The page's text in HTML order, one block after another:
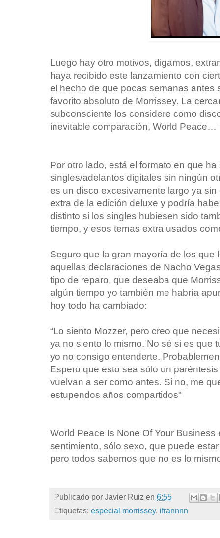
Luego hay otro motivos, digamos,
haya recibido este lanzamiento con
el hecho de que pocas semanas antes
favorito absoluto de Morrissey. La
subconsciente los considere como
inevitable comparación, World
Por otro lado, está el formato en que
singles/adelantos digitales sin ningún
es un disco excesivamente largo ya
extra de la edición deluxe y podría
distinto si los singles hubiesen sido
tiempo, y esos temas extra usados
Seguro que la gran mayoría de los que
aquellas declaraciones de Nacho
tipo de reparo, que deseaba que
algún tiempo yo también me habría
hoy todo ha cambiado:
“Lo siento Mozzer, pero creo que
ya no siento lo mismo. No sé si es que
yo no consigo entenderte.
Espero que esto sea sólo un
vuelvan a ser como antes. Si no, me
estupendos años compartidos"
World Peace Is None Of Your
sentimiento, sólo sexo, que puede
pero todos sabemos que no es lo
Publicado por Javier Ruiz en 6:55
Etiquetas: especial morrissey, ifrannnn